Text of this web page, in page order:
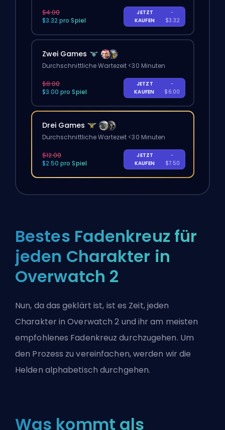
$4.00
$3.32 pro Spiel
JETZT
KAUFEN
-
$3.32
Zwei Games
Durchschnittliche Wartezeit <30 Minuten
$8.00
$3.00 pro Spiel
JETZT
KAUFEN
-
$6.00
Drei Games
Durchschnittliche Wartezeit <30 Minuten
$12.00
$2.50 pro Spiel
JETZT
KAUFEN
-
$7.50
Bestes Fadenkreuz für
jeden Charakter in
Overwatch 2
Nun, da das geklärt ist, ist es Zeit, jeden
Charakter in Overwatch 2 und ihr am meisten
empfohlenes Fadenkreuz durchzugehen. Um
den Prozess zu vereinfachen, werden wir die
Helden alphabetisch durchgehen.
Was kommt als